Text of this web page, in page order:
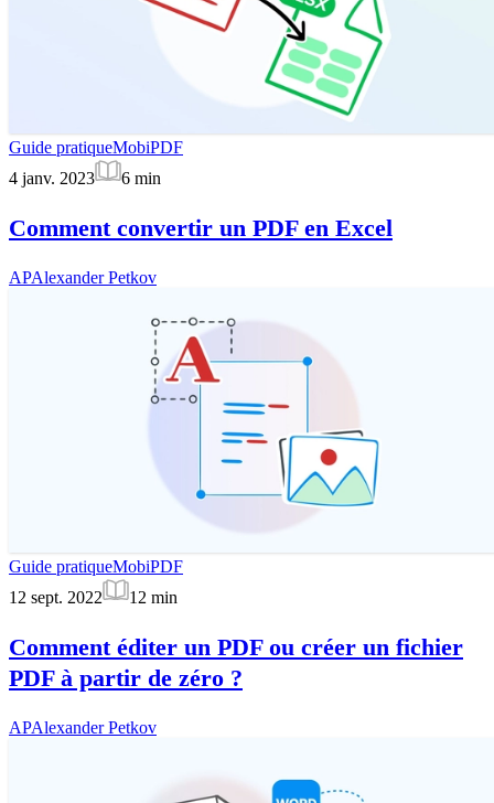
Guide pratiqueMobiPDF
4 janv. 2023
6 min
Comment convertir un PDF en Excel
APAlexander Petkov
Guide pratiqueMobiPDF
12 sept. 2022
12 min
Comment éditer un PDF ou créer un fichier
PDF à partir de zéro ?
APAlexander Petkov